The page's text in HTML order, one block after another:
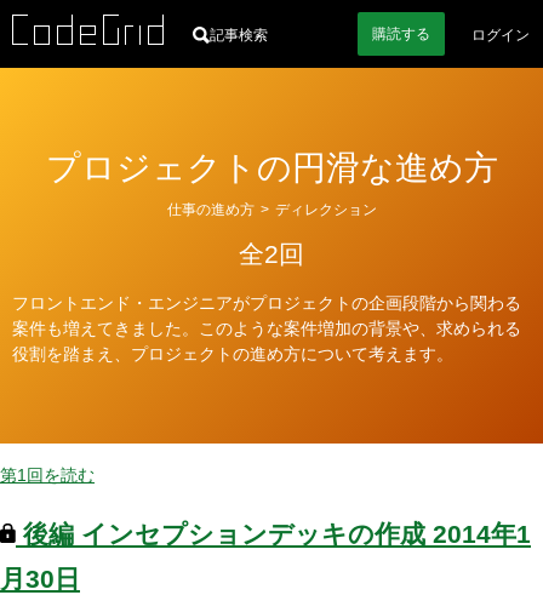
記事検索 購読する ログイン
プロジェクトの円滑な進め方
ー
仕事の進め方 > ディレクション
全2回
フロントエンド・エンジニアがプロジェクトの企画段階から関わる
案件も増えてきました。このような案件増加の背景や、求められる
役割を踏まえ、プロジェクトの進め方について考えます。
第1回を読む
後編 インセプションデッキの作成 2014年1
月30日